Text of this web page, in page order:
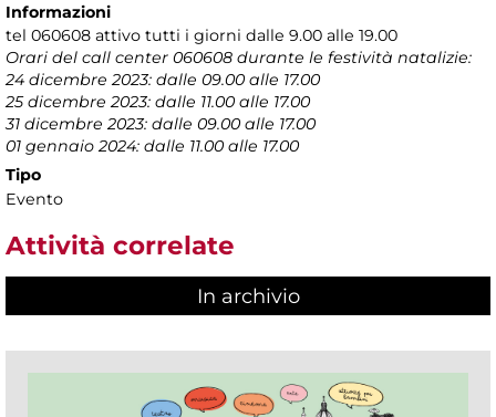
Informazioni
tel 060608 attivo tutti i giorni dalle 9.00 alle 19.00
Orari del call center 060608 durante le festività natalizie:
24 dicembre 2023: dalle 09.00 alle 17.00
25 dicembre 2023: dalle 11.00 alle 17.00
31 dicembre 2023: dalle 09.00 alle 17.00
01 gennaio 2024: dalle 11.00 alle 17.00
Tipo
Evento
Attività correlate
In archivio